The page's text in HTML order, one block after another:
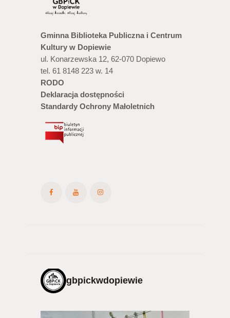
Gminna Biblioteka Publiczna i Centrum
Kultury w Dopiewie
ul. Konarzewska 12, 62-070 Dopiewo
tel. 61 8148 223 w. 14
RODO
Deklaracja dostępności
Standardy Ochrony Małoletnich
gbpickwdopiewie